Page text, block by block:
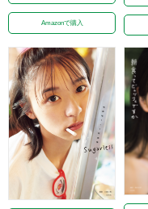
Amazonで購入